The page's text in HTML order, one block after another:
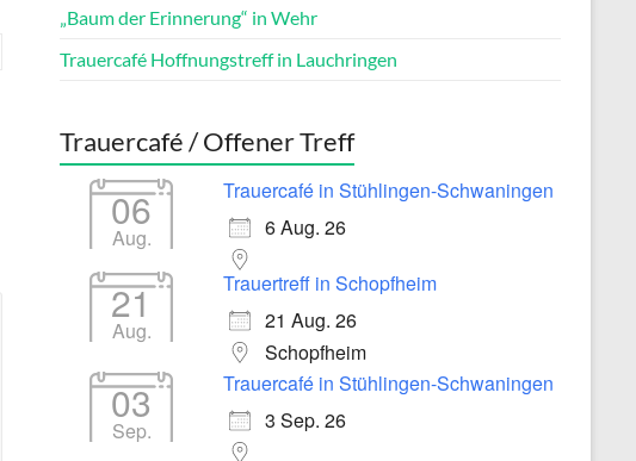
„Baum der Erinnerung“ in Wehr
Trauercafé Hoffnungstreff in Lauchringen
Trauercafé / Offener Treff
06
Aug.
Trauercafé in Stühlingen-Schwaningen
6 Aug. 26
21
Aug.
Trauertreff in Schopfheim
21 Aug. 26
Schopfheim
03
Sep.
Trauercafé in Stühlingen-Schwaningen
3 Sep. 26